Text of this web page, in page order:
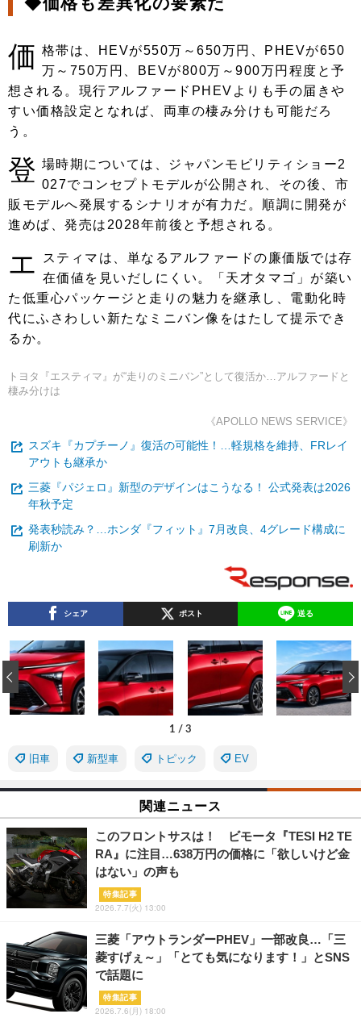
価 格帯は、HEVが550万～650万円、PHEVが650
万～750万円、BEVが800万～900万円程度と予
想される。現行アルファードPHEVよりも手の届きや
すい価格設定となれば、両車の棲み分けも可能だろ
う。
登 場時期については、ジャパンモビリティショー2
027でコンセプトモデルが公開され、その後、市
販モデルへ発展するシナリオが有力だ。順調に開発が
進めば、発売は2028年前後と予想される。
エ
スティマは、単なるアルファードの廉価版では存
在価値を見いだしにくい。「天才タマゴ」が築い
た低重心パッケージと走りの魅力を継承し、電動化時
代にふさわしい新たなミニバン像をはたして提示でき
るか。
トヨタ『エスティマ』が“走りのミニバン”として復活か…アルファードと
棲み分けは
《APOLLO NEWS SERVICE》
スズキ『カプチーノ』復活の可能性！…軽規格を維持、FRレイ
アウトも継承か
三菱『パジェロ』新型のデザインはこうなる！ 公式発表は2026
年秋予定
発表秒読み？…ホンダ『フィット』7月改良、4グレード構成に
刷新か
シェア ポスト 送る
1 / 3
‹
旧車 新型車 トピック EV
関連ニュース
このフロントサスは！ ビモータ『TESI H2 TE
RA』に注目…638万円の価格に「欲しいけど金
はない」の声も
特集記事
2026.7.7(火) 13:00
三菱「アウトランダーPHEV」一部改良…「三
菱すげぇ～」「とても気になります！」とSNS
で話題に
特集記事
2026.7.6(月) 18:00